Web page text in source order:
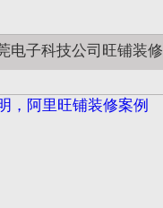
电子科技公司旺铺装修